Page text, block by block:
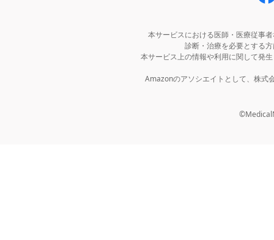
本サービスにおける医師・医療従事
診断・治療を必要とする
本サービス上の情報や利用に関して発
Amazonのアソシエイトとして、株式